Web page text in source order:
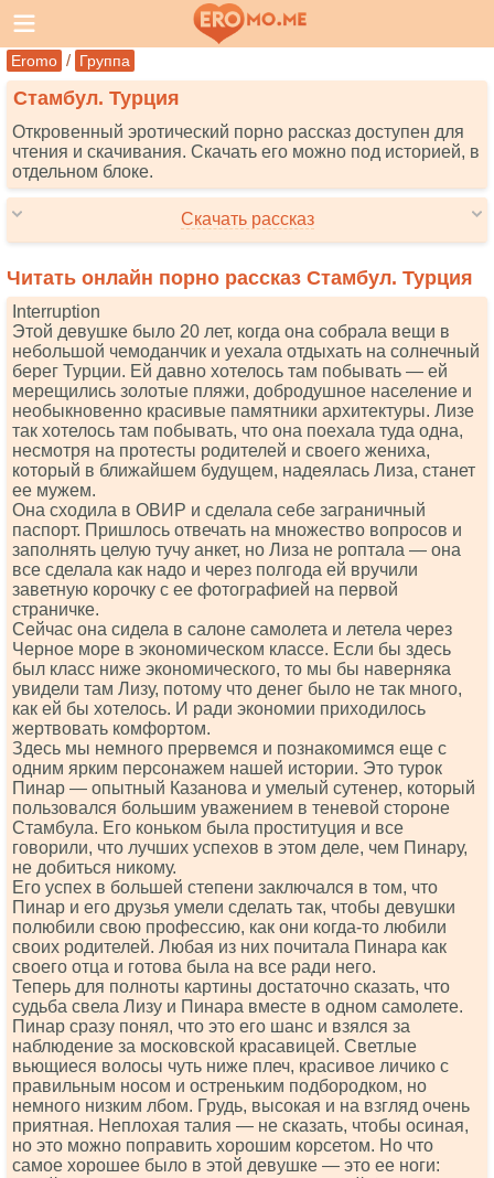
Eromo / Группа
Стамбул. Турция
Откровенный эротический порно рассказ доступен для
чтения и скачивания. Скачать его можно под историей, в
отдельном блоке.
Скачать рассказ
Читать онлайн порно рассказ Стамбул. Турция
Intеrruрtiоn
Этой девушке было 20 лет, когда она собрала вещи в
небольшой чемоданчик и уехала отдыхать на солнечный
берег Турции. Ей давно хотелось там побывать — ей
мерещились золотые пляжи, добродушное население и
необыкновенно красивые памятники архитектуры. Лизе
так хотелось там побывать, что она поехала туда одна,
несмотря на протесты родителей и своего жениха,
который в ближайшем будущем, надеялась Лиза, станет
ее мужем.
Она сходила в ОВИР и сделала себе заграничный
паспорт. Пришлось отвечать на множество вопросов и
заполнять целую тучу анкет, но Лиза не роптала — она
все сделала как надо и через полгода ей вручили
заветную корочку с ее фотографией на первой
страничке.
Сейчас она сидела в салоне самолета и летела через
Черное море в экономическом классе. Если бы здесь
был класс ниже экономического, то мы бы наверняка
увидели там Лизу, потому что денег было не так много,
как ей бы хотелось. И ради экономии приходилось
жертвовать комфортом.
Здесь мы немного прервемся и познакомимся еще с
одним ярким персонажем нашей истории. Это турок
Пинар — опытный Казанова и умелый сутенер, который
пользовался большим уважением в теневой стороне
Стамбула. Его коньком была проституция и все
говорили, что лучших успехов в этом деле, чем Пинару,
не добиться никому.
Его успех в большей степени заключался в том, что
Пинар и его друзья умели сделать так, чтобы девушки
полюбили свою профессию, как они когда-то любили
своих родителей. Любая из них почитала Пинара как
своего отца и готова была на все ради него.
Теперь для полноты картины достаточно сказать, что
судьба свела Лизу и Пинара вместе в одном самолете.
Пинар сразу понял, что это его шанс и взялся за
наблюдение за московской красавицей. Светлые
вьющиеся волосы чуть ниже плеч, красивое личико с
правильным носом и остреньким подбородком, но
немного низким лбом. Грудь, высокая и на взгляд очень
приятная. Неплохая талия — не сказать, чтобы осиная,
но это можно поправить хорошим корсетом. Но что
самое хорошее было в этой девушке — это ее ноги: